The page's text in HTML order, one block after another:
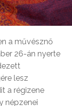
a művésznő
26-án nyerte
lesz
a régizene
népzenei